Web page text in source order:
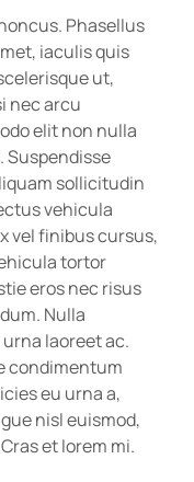
Phasellus
iaculis quis
ut,
nec arcu
elit non nulla
Suspendisse
sollicitudin
vehicula
vel finibus cursus,
tortor
eros nec risus
Nulla
laoreet ac.
condimentum
eu urna a,
nisl euismod,
et lorem mi.